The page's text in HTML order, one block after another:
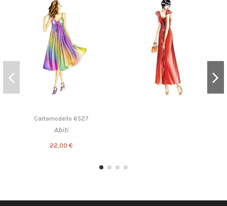
Cartamodello 6527
Abiti
22,00 €